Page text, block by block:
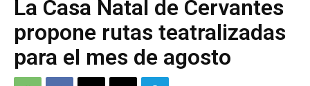
La Casa Natal de Cervantes
propone rutas teatralizadas
para el mes de agosto